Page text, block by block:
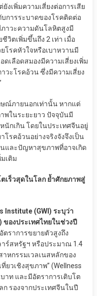
เพิ่มความเสี่ยงต่อการเสีย
การระบาดของโรคติดต่อ
ภาวะความดันโลหิตสูงมี
วิตเพิ่มขึ้นถึง 2 เท่า เมื่อ
รคหัวใจหรือเบาหวานมี
ดเลือดสมองมีความเสี่ยงเพิ่ม
วะโรคอ้วน ซึ่งมีความเสี่ยง
ษณ์ภายนอกเท่านั้น หากแต่
ในระยะยาว ปัจจุบันมี
กเกิน โดยในประเทศจีนอยู่
รคอ้วนอย่างจริงจังจึงเป็น
และปัญหาสุขภาพที่อาจเกิด
เติม
เร็วสุดในโลก ย้ำศักยภาพสู่
Institute (GWI) ระบุว่า
ของประเทศไทยในช่วงปี
ตราการขยายตัวสูงถึง
ร์สหรัฐฯ หรือประมาณ 1.4
หกรรมเวลเนสหลักของ
ยวเชิงสุขภาพ” (Wellness
าท และมีอัตราการเติบโต
ก รองจากประเทศจีนในปี